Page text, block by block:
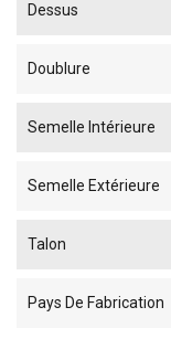
Dessus
Doublure
Semelle Intérieure
Semelle Extérieure
Talon
Pays De Fabrication